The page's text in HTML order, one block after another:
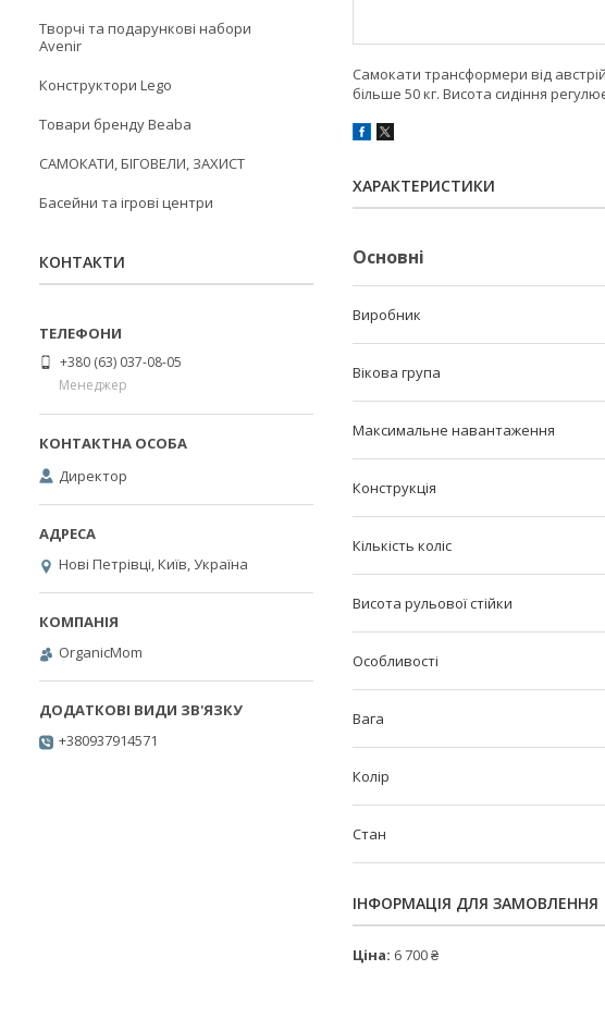
Самокати трансформери від
більше 50 кг. Висота сидіння
ХАРАКТЕРИСТИКИ
Основні
Виробник
Вікова група
Максимальне навантаження
Конструкція
Кількість коліс
Висота рульової стійки
Особливості
Вага
Колір
Стан
ІНФОРМАЦІЯ ДЛЯ ЗАМОВЛЕННЯ
Ціна: 6 700 ₴
Творчі та подарункові набори
Avenir
Конструктори Lego
Товари бренду Beaba
САМОКАТИ, БІГОВЕЛИ, ЗАХИСТ
Басейни та ігрові центри
КОНТАКТИ
+380 (63) 037-08-05
Менеджер
Директор
Нові Петрівці, Київ, Україна
OrganicMom
+380937914571